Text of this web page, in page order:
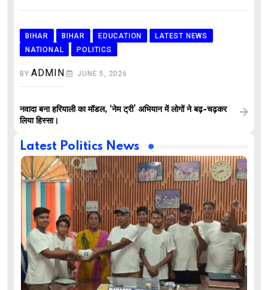
BIHAR BIHAR EDUCATION
LATEST NEWS
NATIONAL
POLITICS
BYADMIN JUNE 5, 2026
नवादा बना हरियाली का मॉडल, ‘नेम ट्री’ अभियान में लोगों ने बढ़-चढ़कर
लिया हिस्सा।
Latest Politics News